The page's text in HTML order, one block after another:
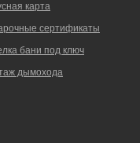
карта
сертификаты
бани под ключ
дымохода